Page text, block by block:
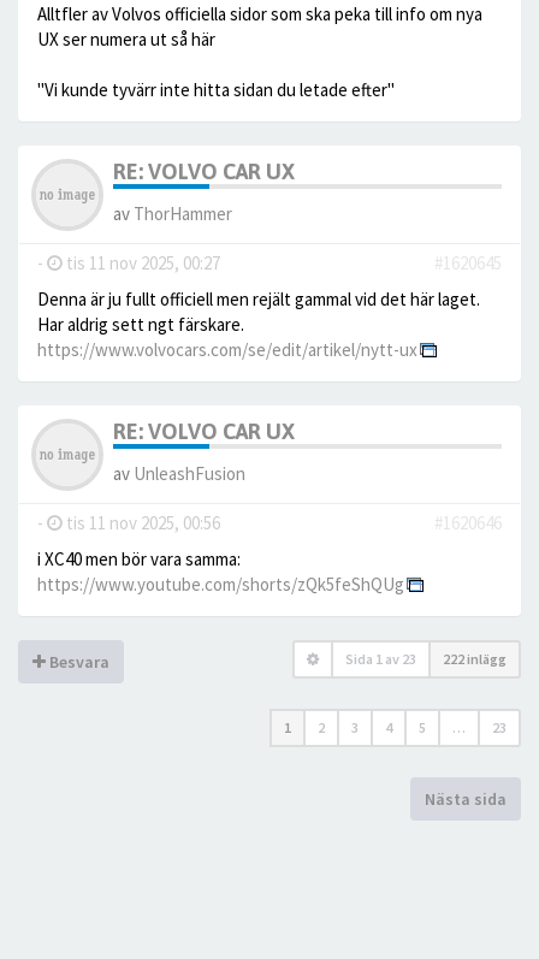
Alltfler av Volvos officiella sidor som ska peka till info om nya
UX ser numera ut så här
"Vi kunde tyvärr inte hitta sidan du letade efter"
RE: VOLVO CAR UX
av ThorHammer
- tis 11 nov 2025, 00:27
#1620645
Denna är ju fullt officiell men rejält gammal vid det här laget.
Har aldrig sett ngt färskare.
https://www.volvocars.com/se/edit/artikel/nytt-ux
RE: VOLVO CAR UX
av UnleashFusion
- tis 11 nov 2025, 00:56
#1620646
i XC40 men bör vara samma:
https://www.youtube.com/shorts/zQk5feShQUg
Besvara Sida 1 av 23 222 inlägg
1 2 3 4 5 … 23
Nästa sida